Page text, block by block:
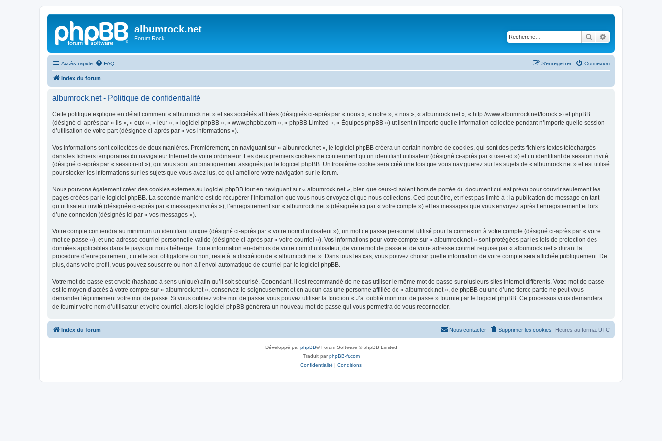
albumrock.net
Forum Rock Rechercher
Accès rapide FAQ Connexion
S’enregistrer
Index du forum
albumrock.net - Politique de confidentialité
Cette politique explique en détail comment « albumrock.net » et ses sociétés affiliées (désignés ci-après par « nous », « notre », « nos », « albumrock.net », « http://www.albumrock.net/forock ») et phpBB
(désigné ci-après par « ils », « eux », « leur », « logiciel phpBB », « www.phpbb.com », « phpBB Limited », « Équipes phpBB ») utilisent n’importe quelle information collectée pendant n’importe quelle session
d’utilisation de votre part (désignée ci-après par « vos informations »).
Vos informations sont collectées de deux manières. Premièrement, en naviguant sur « albumrock.net », le logiciel phpBB créera un certain nombre de cookies, qui sont des petits fichiers textes téléchargés
dans les fichiers temporaires du navigateur Internet de votre ordinateur. Les deux premiers cookies ne contiennent qu’un identifiant utilisateur (désigné ci-après par « user-id ») et un identifiant de session invité
(désigné ci-après par « session-id »), qui vous sont automatiquement assignés par le logiciel phpBB. Un troisième cookie sera créé une fois que vous naviguerez sur les sujets de « albumrock.net » et est utilisé
pour stocker les informations sur les sujets que vous avez lus, ce qui améliore votre navigation sur le forum.
Nous pouvons également créer des cookies externes au logiciel phpBB tout en naviguant sur « albumrock.net », bien que ceux-ci soient hors de portée du document qui est prévu pour couvrir seulement les
pages créées par le logiciel phpBB. La seconde manière est de récupérer l’information que vous nous envoyez et que nous collectons. Ceci peut être, et n’est pas limité à : la publication de message en tant
qu’utilisateur invité (désignée ci-après par « messages invités »), l’enregistrement sur « albumrock.net » (désignée ici par « votre compte ») et les messages que vous envoyez après l’enregistrement et lors
d’une connexion (désignés ici par « vos messages »).
Votre compte contiendra au minimum un identifiant unique (désigné ci-après par « votre nom d’utilisateur »), un mot de passe personnel utilisé pour la connexion à votre compte (désigné ci-après par « votre
mot de passe »), et une adresse courriel personnelle valide (désignée ci-après par « votre courriel »). Vos informations pour votre compte sur « albumrock.net » sont protégées par les lois de protection des
données applicables dans le pays qui nous héberge. Toute information en-dehors de votre nom d’utilisateur, de votre mot de passe et de votre adresse courriel requise par « albumrock.net » durant la
procédure d’enregistrement, qu’elle soit obligatoire ou non, reste à la discrétion de « albumrock.net ». Dans tous les cas, vous pouvez choisir quelle information de votre compte sera affichée publiquement. De
plus, dans votre profil, vous pouvez souscrire ou non à l’envoi automatique de courriel par le logiciel phpBB.
Votre mot de passe est crypté (hashage à sens unique) afin qu’il soit sécurisé. Cependant, il est recommandé de ne pas utiliser le même mot de passe sur plusieurs sites Internet différents. Votre mot de passe
est le moyen d’accès à votre compte sur « albumrock.net », conservez-le soigneusement et en aucun cas une personne affiliée de « albumrock.net », de phpBB ou une d’une tierce partie ne peut vous
demander légitimement votre mot de passe. Si vous oubliez votre mot de passe, vous pouvez utiliser la fonction « J’ai oublié mon mot de passe » fournie par le logiciel phpBB. Ce processus vous demandera
de fournir votre nom d’utilisateur et votre courriel, alors le logiciel phpBB générera un nouveau mot de passe qui vous permettra de vous reconnecter.
Index du forum Heures au format UTC
Supprimer les cookies
Nous contacter
Développé parphpBB® Forum Software © phpBB Limited
Traduit parphpBB-fr.com
Confidentialité | Conditions